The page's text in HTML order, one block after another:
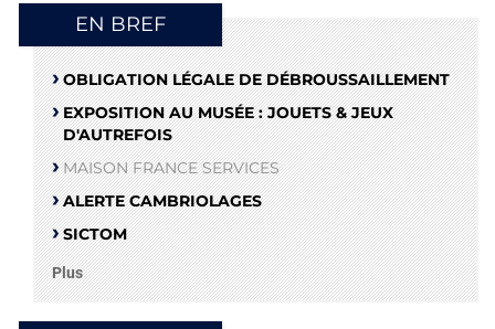
EN BREF
OBLIGATION LÉGALE DE DÉBROUSSAILLEMENT
EXPOSITION AU MUSÉE : JOUETS & JEUX
D'AUTREFOIS
MAISON FRANCE SERVICES
ALERTE CAMBRIOLAGES
SICTOM
Plus